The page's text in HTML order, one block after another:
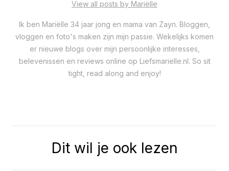
View all posts by Mariëlle
Ik ben Mariëlle 34 jaar jong en mama van Zayn. Bloggen,
vloggen en foto's maken zijn mijn passie. Wekelijks komen
er nieuwe blogs over mijn persoonlijke interesses,
belevenissen en reviews online op Liefsmarielle.nl. So sit
tight, read along and enjoy!
Dit wil je ook lezen